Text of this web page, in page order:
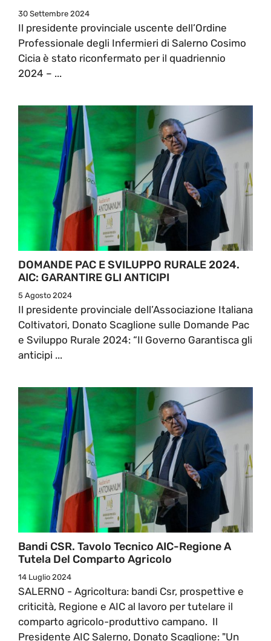
30 Settembre 2024
Il presidente provinciale uscente dell’Ordine
Professionale degli Infermieri di Salerno Cosimo
Cicia è stato riconfermato per il quadriennio
2024 – ...
DOMANDE PAC E SVILUPPO RURALE 2024.
AIC: GARANTIRE GLI ANTICIPI
5 Agosto 2024
Il presidente provinciale dell’Associazione Italiana
Coltivatori, Donato Scaglione sulle Domande Pac
e Sviluppo Rurale 2024: “Il Governo Garantisca gli
anticipi ...
Bandi CSR. Tavolo Tecnico AIC-Regione A
Tutela Del Comparto Agricolo
14 Luglio 2024
SALERNO - Agricoltura: bandi Csr, prospettive e
criticità, Regione e AIC al lavoro per tutelare il
comparto agricolo-produttivo campano. Il
Presidente AIC Salerno, Donato Scaglione: "Un